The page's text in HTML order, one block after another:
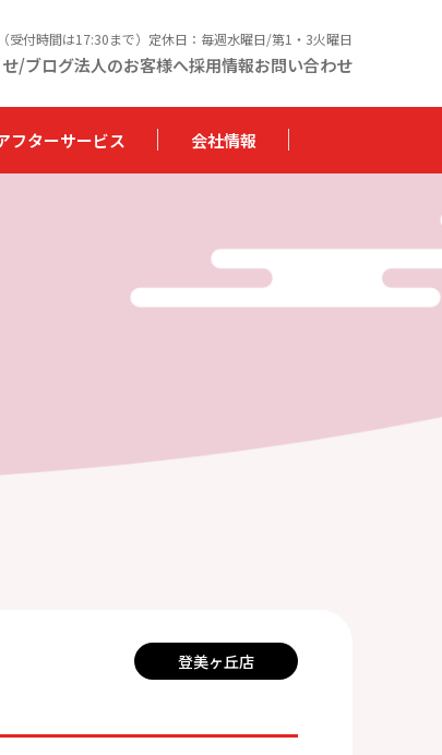
受付時間は17:30まで）定休日：毎週水曜日/第1・3火曜日
/ブログ法人のお客様へ採用情報お問い合わせ
フターサービス 会社情報
登美ヶ丘店